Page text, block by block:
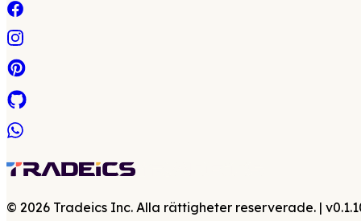
© 2026 Tradeics Inc. Alla rättigheter reserverade. | v